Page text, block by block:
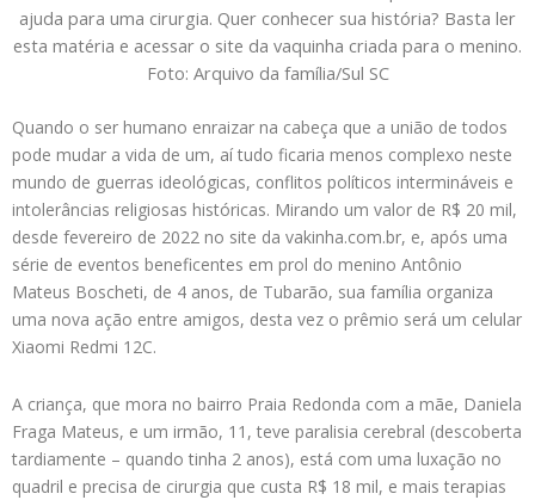
ajuda para uma cirurgia. Quer conhecer sua história? Basta ler
esta matéria e acessar o site da vaquinha criada para o menino.
Foto: Arquivo da família/Sul SC
Quando o ser humano enraizar na cabeça que a união de todos
pode mudar a vida de um, aí tudo ficaria menos complexo neste
mundo de guerras ideológicas, conflitos políticos intermináveis e
intolerâncias religiosas históricas. Mirando um valor de R$ 20 mil,
desde fevereiro de 2022 no site da vakinha.com.br, e, após uma
série de eventos beneficentes em prol do menino Antônio
Mateus Boscheti, de 4 anos, de Tubarão, sua família organiza
uma nova ação entre amigos, desta vez o prêmio será um celular
Xiaomi Redmi 12C.
A criança, que mora no bairro Praia Redonda com a mãe, Daniela
Fraga Mateus, e um irmão, 11, teve paralisia cerebral (descoberta
tardiamente – quando tinha 2 anos), está com uma luxação no
quadril e precisa de cirurgia que custa R$ 18 mil, e mais terapias